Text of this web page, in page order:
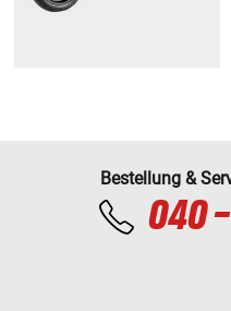
Bestellung &
040